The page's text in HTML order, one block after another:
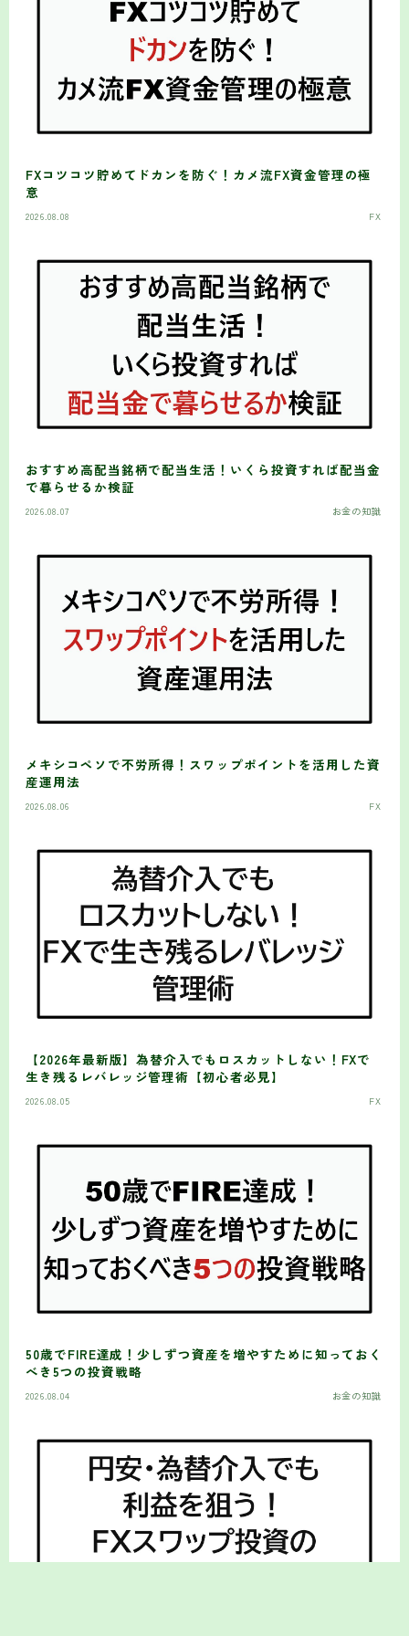
FXコツコツ貯めてドカンを防ぐ！カメ流FX資金管理の極
意
2026.08.08 FX
おすすめ高配当銘柄で配当生活！いくら投資すれば配当金
で暮らせるか検証
2026.08.07 お金の知識
メキシコペソで不労所得！スワップポイントを活用した資
産運用法
2026.08.06 FX
【2026年最新版】為替介入でもロスカットしない！FXで
生き残るレバレッジ管理術【初心者必見】
2026.08.05 FX
50歳でFIRE達成！少しずつ資産を増やすために知っておく
べき5つの投資戦略
2026.08.04 お金の知識